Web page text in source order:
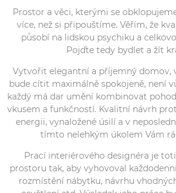
Prostor a věci, kterými se
více, než si připouštíme. Věřím, že
působí na lidskou psychiku a
Pojďte tedy bydlet a žít
Vytvořit elegantní a příjemný domov,
bude cítit maximálně spokojeně, není
každý má dar umění kombinovat
vkusem a funkčností. Kvalitní návrh
energii, vynaložené úsilí a v
tímto nelehkým úkolem Vám
Prací interiérového designéra je
prostoru tak, aby vyhovoval
rozmístění nábytku, návrhu